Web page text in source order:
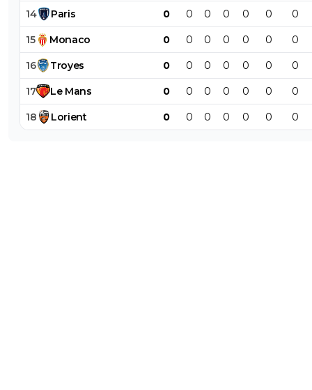
14 Paris 0 0 0 0 0 0 0
15 Monaco 0 0 0 0 0 0 0
16 Troyes 0 0 0 0 0 0 0
17 Le Mans 0 0 0 0 0 0 0
18 Lorient 0 0 0 0 0 0 0